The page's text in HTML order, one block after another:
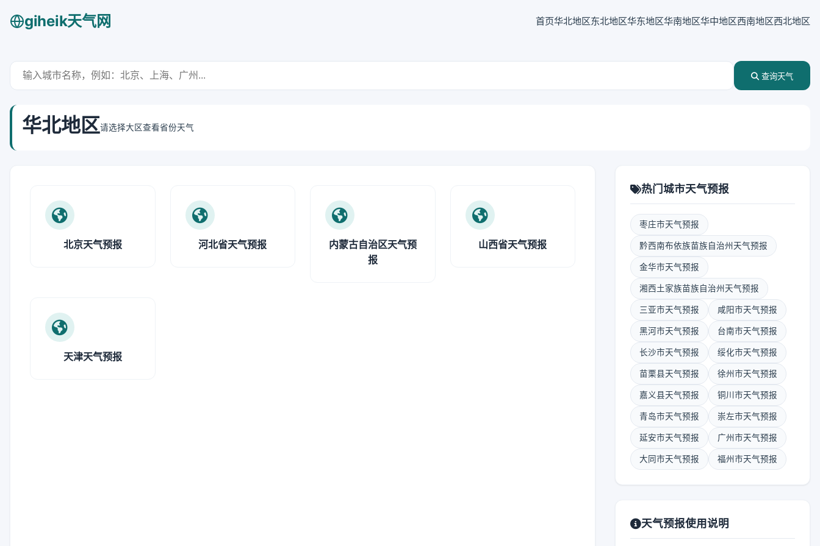
giheik天气网 首页华北地区东北地区华东地区华南地区华中地区西南地区西北地区
查询天气
华北地区请选择大区查看省份天气
北京天气预报 河北省天气预报
内蒙古自治区天气预
报
山西省天气预报
天津天气预报
热门城市天气预报
枣庄市天气预报
黔西南布依族苗族自治州天气预报
金华市天气预报
湘西土家族苗族自治州天气预报
三亚市天气预报 咸阳市天气预报
黑河市天气预报 台南市天气预报
长沙市天气预报 绥化市天气预报
苗栗县天气预报 徐州市天气预报
嘉义县天气预报 铜川市天气预报
青岛市天气预报 崇左市天气预报
延安市天气预报 广州市天气预报
大同市天气预报 福州市天气预报
天气预报使用说明